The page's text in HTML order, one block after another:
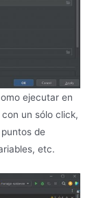
ejecutar en
un sólo click,
de
etc.